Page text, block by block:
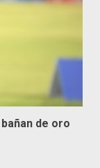
de oro